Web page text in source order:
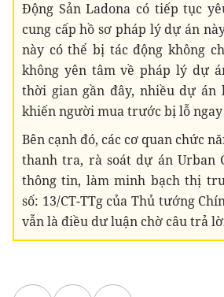
Động Sản Ladona có tiếp tục
cung cấp hồ sơ pháp lý dự án
này có thể bị tác động không
không yên tâm về pháp lý dự
thời gian gần đây, nhiều dự án
khiến người mua trước bị lỗ
Bên cạnh đó, các cơ quan chức
thanh tra, rà soát dự án Urban
thông tin, làm minh bạch thị
số: 13/CT-TTg của Thủ tướng
vẫn là điều dư luận chờ câu trả